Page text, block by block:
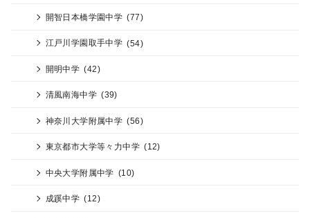
開智日本橋学園中学 (77)
江戸川学園取手中学 (54)
開明中学 (42)
清風南海中学 (39)
神奈川大学附属中学 (56)
東京都市大学等々力中学 (12)
中央大学附属中学 (10)
成蹊中学 (12)